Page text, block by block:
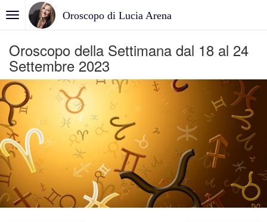
Oroscopo di Lucia Arena
Oroscopo della Settimana dal 18 al 24
Settembre 2023